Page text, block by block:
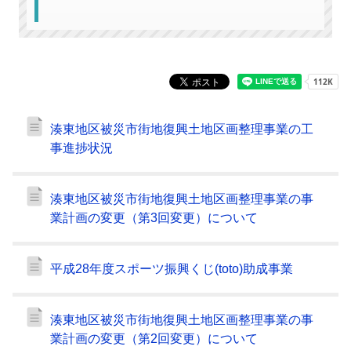
湊東地区被災市街地復興土地区画整理事業の工
事進捗状況
湊東地区被災市街地復興土地区画整理事業の事
業計画の変更（第3回変更）について
平成28年度スポーツ振興くじ(toto)助成事業
湊東地区被災市街地復興土地区画整理事業の事
業計画の変更（第2回変更）について